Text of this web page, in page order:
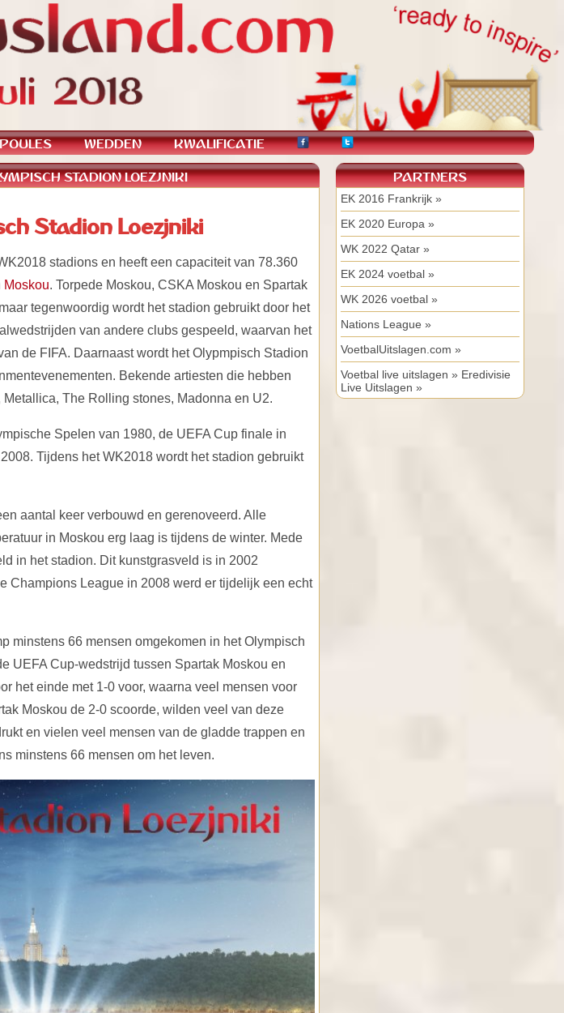
STADION LOEZJNIKI
Stadion Loezjniki
stadions en heeft een capaciteit van 78.360
Moskou. Torpede Moskou, CSKA Moskou en Spartak
tegenwoordig wordt het stadion gebruikt door het
van andere clubs gespeeld, waarvan het
de FIFA. Daarnaast wordt het Olypmpisch Stadion
Bekende artiesten die hebben
The Rolling stones, Madonna en U2.
Spelen van 1980, de UEFA Cup finale in
Tijdens het WK2018 wordt het stadion gebruikt
aantal keer verbouwd en gerenoveerd. Alle
in Moskou erg laag is tijdens de winter. Mede
in het stadion. Dit kunstgrasveld is in 2002
Champions League in 2008 werd er tijdelijk een echt
minstens 66 mensen omgekomen in het Olympisch
UEFA Cup-wedstrijd tussen Spartak Moskou en
het einde met 1-0 voor, waarna veel mensen voor
Moskou de 2-0 scoorde, wilden veel van deze
en vielen veel mensen van de gladde trappen en
minstens 66 mensen om het leven.
PARTNERS
EK 2016 Frankrijk »
EK 2020 Europa »
WK 2022 Qatar »
EK 2024 voetbal »
WK 2026 voetbal »
Nations League »
VoetbalUitslagen.com »
Voetbal live uitslagen » Eredivisie
Live Uitslagen »
POULES WEDDEN KWALIFICATIE